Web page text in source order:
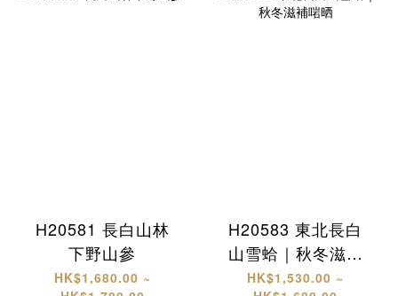
H20581 長白山林
下野山參
HK$1,680.00 ~
H20583 東北長白
山雪蛤｜秋冬滋補
啱晒
HK$1,530.00 ~